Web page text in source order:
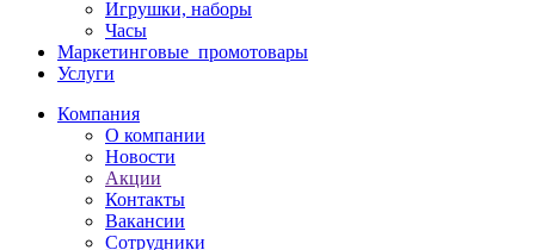
Игрушки, наборы
Часы
Маркетинговые_промотовары
Услуги
Компания
О компании
Новости
Акции
Контакты
Вакансии
Сотрудники